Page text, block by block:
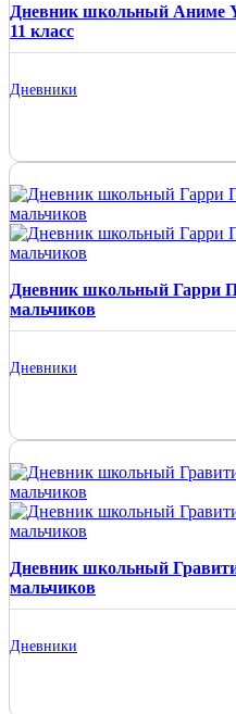
Дневник школьный Аниме
11 класс
Дневники
Дневник школьный Гарри
мальчиков
Дневники
Дневник школьный
мальчиков
Дневники